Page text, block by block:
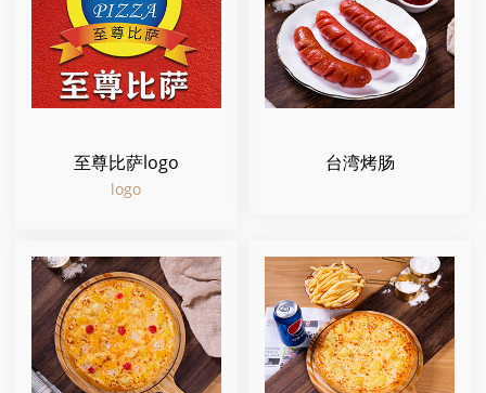
至尊比萨logo
logo
台湾烤肠